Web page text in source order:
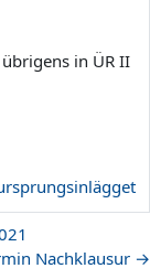
in ÜR II
Nachklausur →